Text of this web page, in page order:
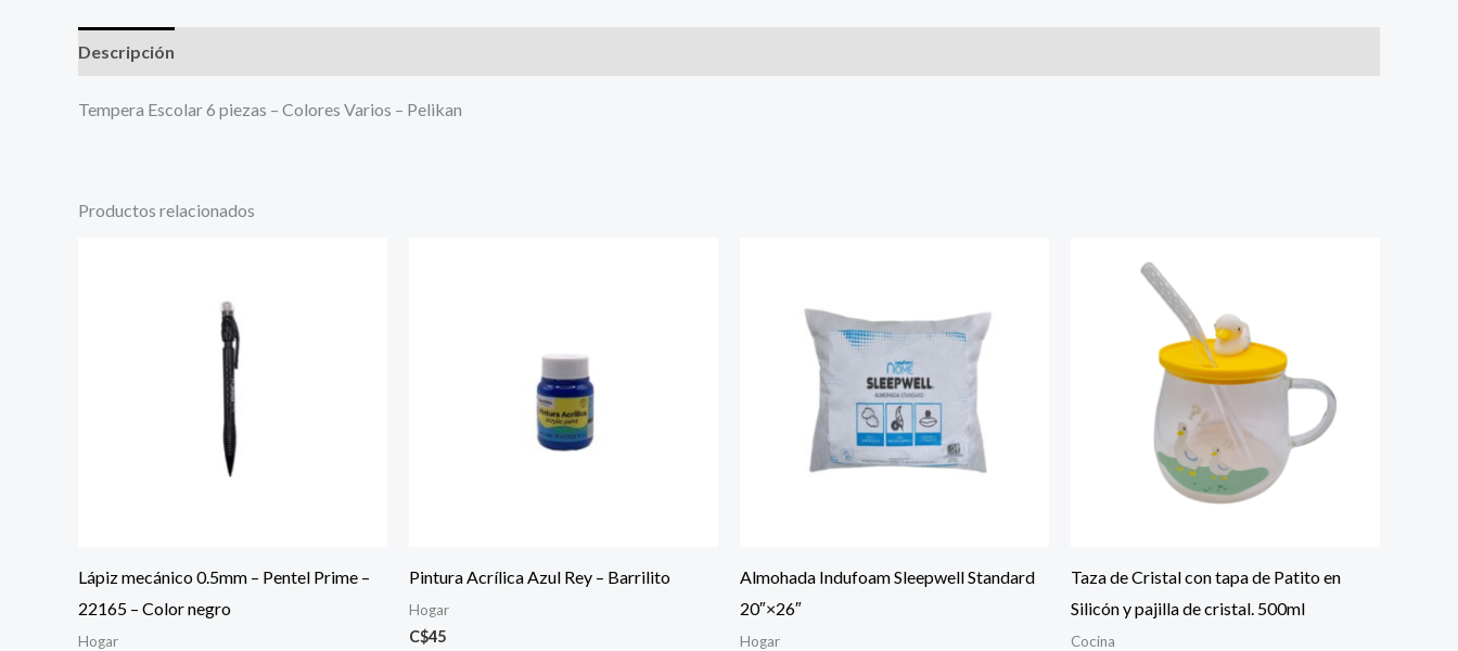
Descripción
Tempera Escolar 6 piezas – Colores Varios – Pelikan
Productos relacionados
Lápiz mecánico 0.5mm – Pentel Prime –
22165 – Color negro
Hogar
Pintura Acrílica Azul Rey – Barrilito
Hogar
C$45
Almohada Indufoam Sleepwell Standard
20″×26″
Hogar
Taza de Cristal con tapa de Patito en
Silicón y pajilla de cristal. 500ml
Cocina